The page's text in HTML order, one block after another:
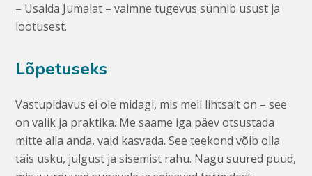
– Usalda Jumalat – vaimne tugevus sünnib usust ja
lootusest.
Lõpetuseks
Vastupidavus ei ole midagi, mis meil lihtsalt on – see
on valik ja praktika. Me saame iga päev otsustada
mitte alla anda, vaid kasvada. See teekond võib olla
täis usku, julgust ja sisemist rahu. Nagu suured puud,